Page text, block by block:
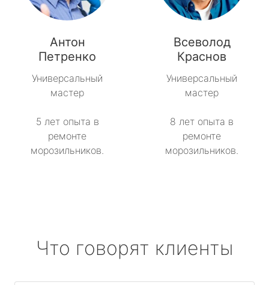
Антон
Петренко
Универсальный
мастер
5 лет опыта в
ремонте
морозильников.
Всеволод
Краснов
Универсальный
мастер
8 лет опыта в
ремонте
морозильников.
Что говорят клиенты